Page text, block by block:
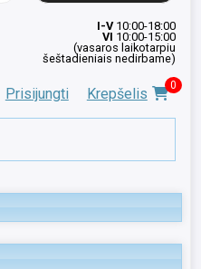
I-V10:00-18:00
VI 10:00-15:00
(vasaros laikotarpiu
šeštadieniais nedirbame)
Prisijungti Krepšelis 0